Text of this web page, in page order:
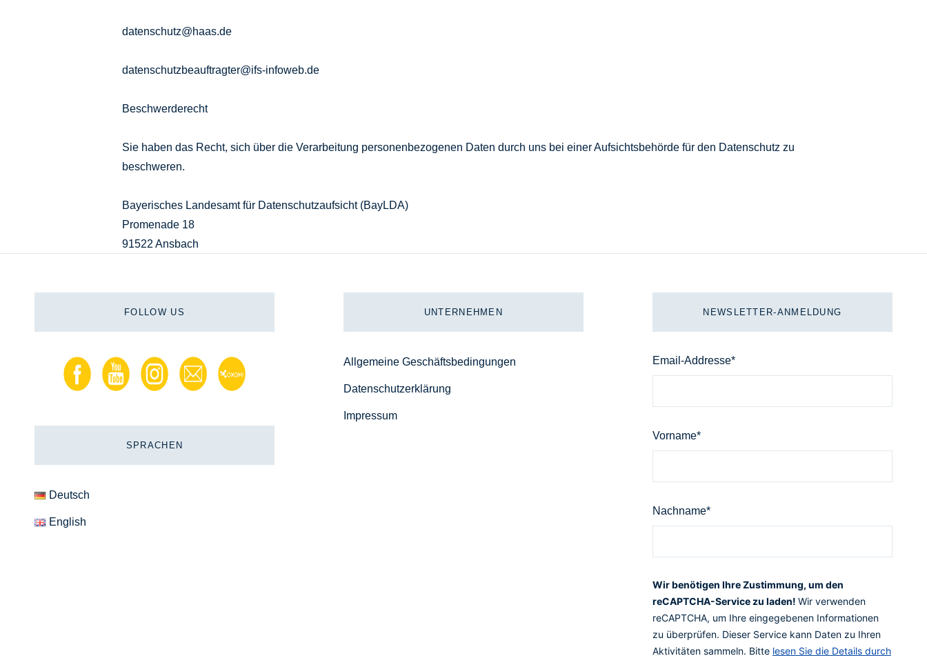
datenschutz@haas.de
datenschutzbeauftragter@ifs-infoweb.de
Beschwerderecht
Sie haben das Recht, sich über die Verarbeitung personenbezogenen Daten durch uns bei einer Aufsichtsbehörde für den Datenschutz zu
beschweren.
Bayerisches Landesamt für Datenschutzaufsicht (BayLDA)
Promenade 18
91522 Ansbach
FOLLOW US
SPRACHEN
Deutsch
English
UNTERNEHMEN
Allgemeine Geschäftsbedingungen
Datenschutzerklärung
Impressum
NEWSLETTER-ANMELDUNG
Email-Addresse*Email
Vorname*
Nachname*
Wir benötigen Ihre Zustimmung, um den
reCAPTCHA-Service zu laden! Wir verwenden
reCAPTCHA, um Ihre eingegebenen Informationen
zu überprüfen. Dieser Service kann Daten zu Ihren
Aktivitäten sammeln. Bitte lesen Sie die Details durch